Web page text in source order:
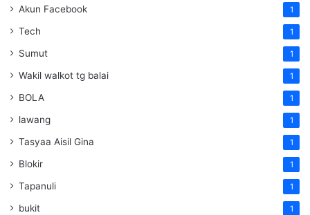
Akun Facebook 1
Tech 1
Sumut 1
Wakil walkot tg balai 1
BOLA 1
lawang 1
Tasyaa Aisil Gina 1
Blokir 1
Tapanuli 1
bukit 1